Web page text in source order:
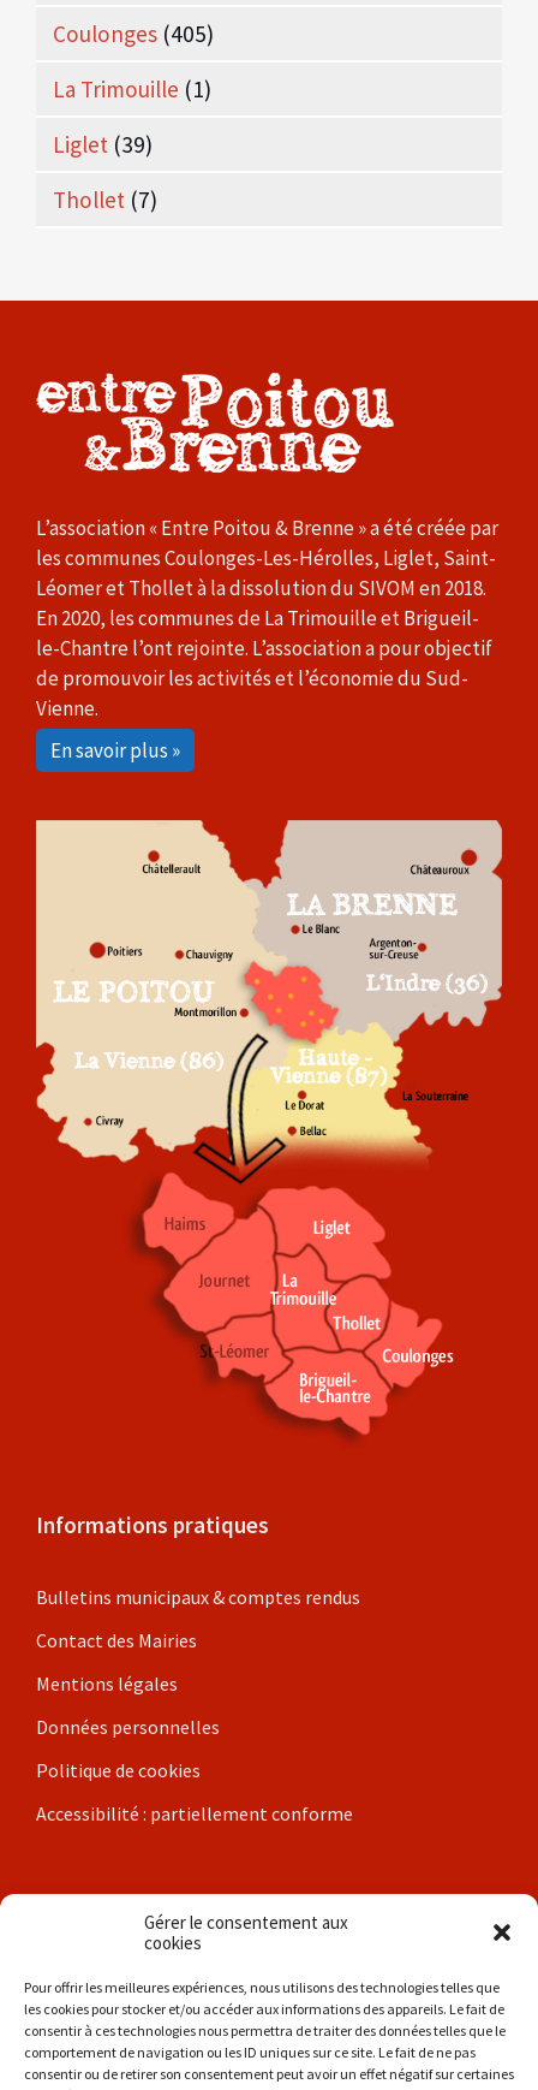
Gérer le consentement aux
cookies
Pour offrir les meilleures expériences, nous utilisons des technologies telles que
les cookies pour stocker et/ou accéder aux informations des appareils. Le fait de
consentir à ces technologies nous permettra de traiter des données telles que le
comportement de navigation ou les ID uniques sur ce site. Le fait de ne pas
consentir ou de retirer son consentement peut avoir un effet négatif sur certaines
Coulonges (405)
La Trimouille (1)
Liglet (39)
Thollet (7)
L’association « Entre Poitou & Brenne » a été créée par
les communes Coulonges-Les-Hérolles, Liglet, Saint-
Léomer et Thollet à la dissolution du SIVOM en 2018.
En 2020, les communes de La Trimouille et Brigueil-
le-Chantre l’ont rejointe. L’association a pour objectif
de promouvoir les activités et l’économie du Sud-
Vienne.
En savoir plus »
Informations pratiques
Bulletins municipaux & comptes rendus
Contact des Mairies
Mentions légales
Données personnelles
Politique de cookies
Accessibilité : partiellement conforme
Nos communes
Brigueil-le-Chantre
Coulonges
Les Hérolles